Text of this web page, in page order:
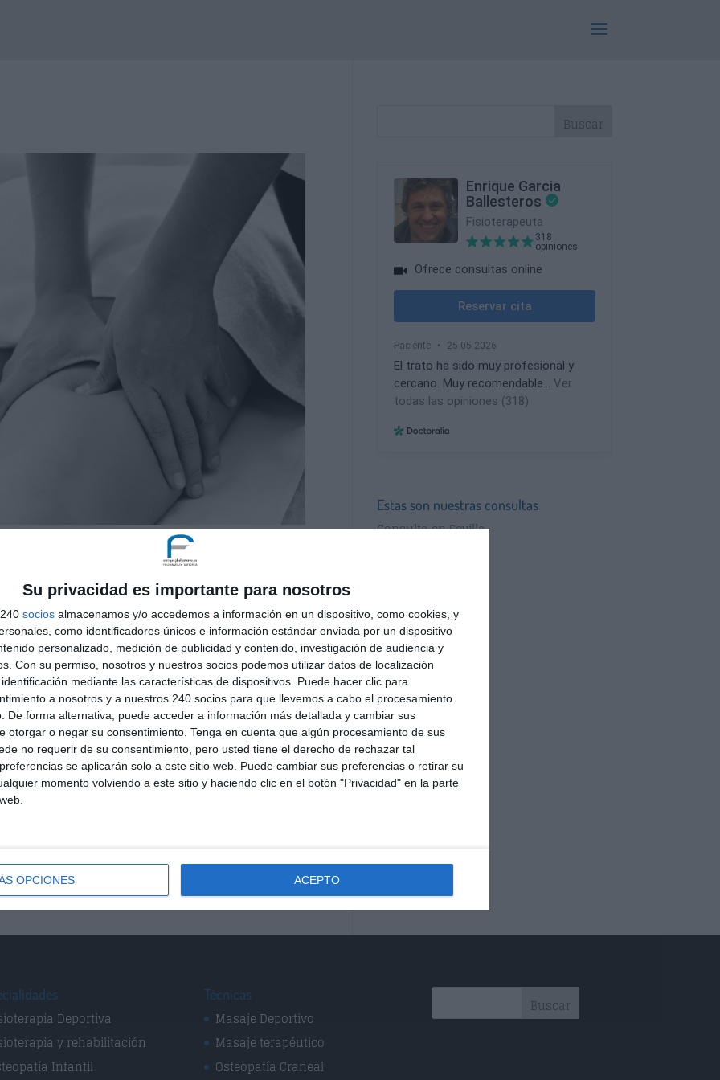
Su privacidad es importante para nosotros
socios almacenamos y/o accedemos a información en un dispositivo, como cookies, y
como identificadores únicos e información estándar enviada por un dispositivo
personalizado, medición de publicidad y contenido, investigación de audiencia y
Con su permiso, nosotros y nuestros socios podemos utilizar datos de localización
mediante las características de dispositivos. Puede hacer clic para
a nosotros y a nuestros 240 socios para que llevemos a cabo el procesamiento
De forma alternativa, puede acceder a información más detallada y cambiar sus
otorgar o negar su consentimiento. Tenga en cuenta que algún procesamiento de sus
no requerir de su consentimiento, pero usted tiene el derecho de rechazar tal
se aplicarán solo a este sitio web. Puede cambiar sus preferencias o retirar su
momento volviendo a este sitio y haciendo clic en el botón "Privacidad" en la parte
OPCIONES ACEPTO
por el Doctor Emil Vodder en 1932. Este
de forma lenta, superficial y con una pequeña
por fibras de colágeno a los capilares linfáticos
linfático consiguiendo una depuración del
venoso y el sistema circulatorio.
quirúrgica de un cáncer de mama debido a la
médica.
son los hematomas, las distensiones,
ejemplo la artrosis, así como en enfermedades
de las partes blandas.
como futuros problemas circulatorios después del
relajante sobre el sistema nervioso.
cansadas y problemas de retorno venoso.
Estas son nuestras consultas
Consulta en Sevilla
Deportiva
y rehabilitación
Infantil
Técnicas
Masaje Deportivo
Masaje terapéutico
Osteopatía Craneal